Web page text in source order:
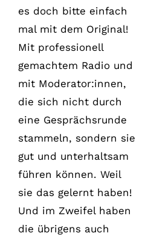
es doch bitte einfach
mal mit dem Original!
Mit professionell
gemachtem Radio und
mit Moderator:innen,
die sich nicht durch
eine Gesprächsrunde
stammeln, sondern sie
gut und unterhaltsam
führen können. Weil
sie das gelernt haben!
Und im Zweifel haben
die übrigens auch